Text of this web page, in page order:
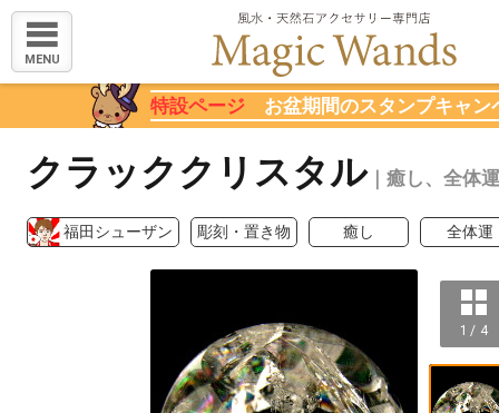
MENU
特設ページ お盆期間のスタンプキャン
クラッククリスタル｜癒し、全体
福田シューザン 彫刻・置き物 癒し 全体運
1 / 4